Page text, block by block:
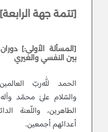
[تتمة جهة الرابعة]
[المسألة الاُولى:]
بين النفسي والغيري
الحمد للّٰه‌ربّ
والسّلام علىٰ محمّد
الطاهرين، واللّعنة
أعدائهم أجمعين.